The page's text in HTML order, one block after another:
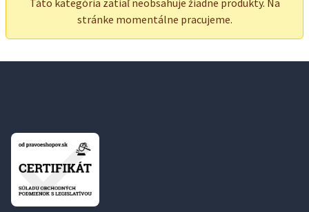
Táto kategória zatiaľ neobsahuje žiadne produkty. Na
stránke momentálne pracujeme.